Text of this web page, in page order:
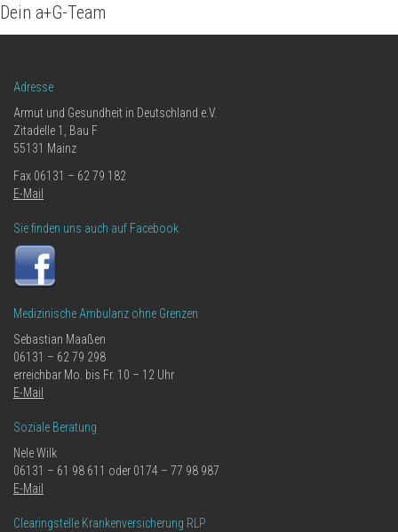
Dein a+G-Team
Adresse
Armut und Gesundheit in Deutschland e.V.
Zitadelle 1, Bau F
55131 Mainz
Fax 06131 – 62 79 182
E-Mail
Sie finden uns auch auf Facebook
Medizinische Ambulanz ohne Grenzen
Sebastian Maaßen
06131 – 62 79 298
erreichbar Mo. bis Fr. 10 – 12 Uhr
E-Mail
Soziale Beratung
Nele Wilk
06131 – 61 98 611 oder 0174 – 77 98 987
E-Mail
Clearingstelle Krankenversicherung RLP